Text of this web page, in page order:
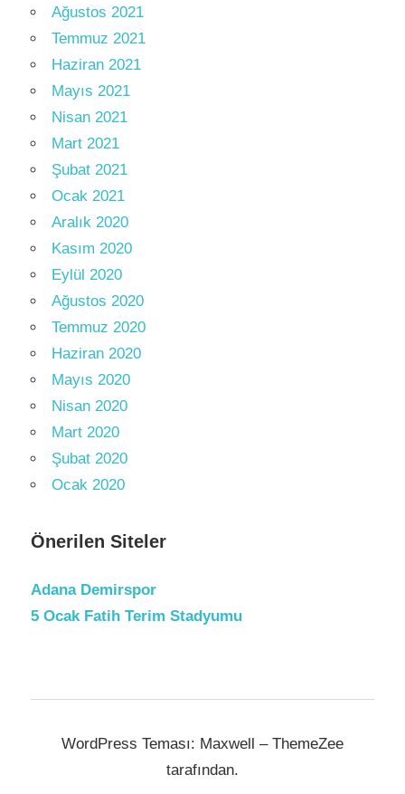
Ağustos 2021
Temmuz 2021
Haziran 2021
Mayıs 2021
Nisan 2021
Mart 2021
Şubat 2021
Ocak 2021
Aralık 2020
Kasım 2020
Eylül 2020
Ağustos 2020
Temmuz 2020
Haziran 2020
Mayıs 2020
Nisan 2020
Mart 2020
Şubat 2020
Ocak 2020
Önerilen Siteler
Adana Demirspor
5 Ocak Fatih Terim Stadyumu
WordPress Teması: Maxwell – ThemeZee
tarafından.